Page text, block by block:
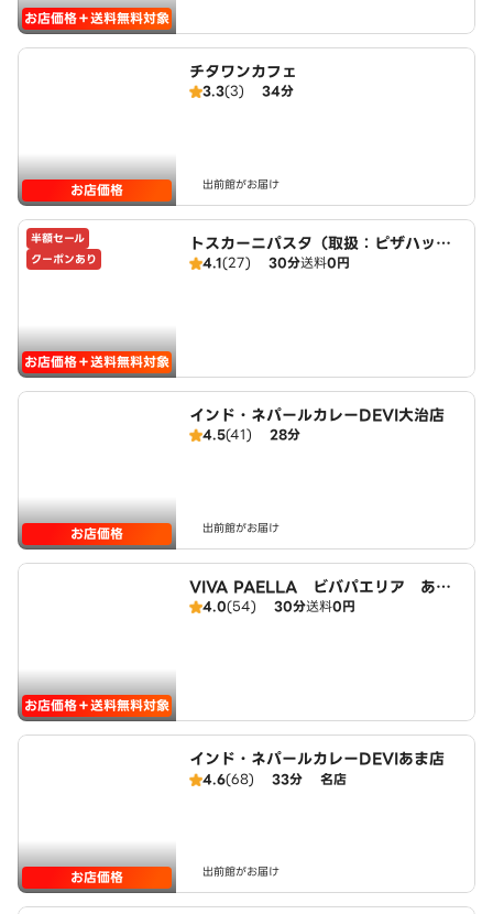
お店価格＋送料無料対象
お店価格
チタワンカフェ
3.3(3) 34分
出前館がお届け
半額セール
クーポンあり
お店価格＋送料無料対象
トスカーニパスタ（取扱：ピザハット
甚目寺店）
4.1(27) 30分送料0円
お店価格
インド・ネパールカレーDEVI大治店
4.5(41) 28分
出前館がお届け
お店価格＋送料無料対象
VIVA PAELLA ビバパエリア あま
大治店
4.0(54) 30分送料0円
お店価格
インド・ネパールカレーDEVIあま店
4.6(68) 33分 名店
出前館がお届け